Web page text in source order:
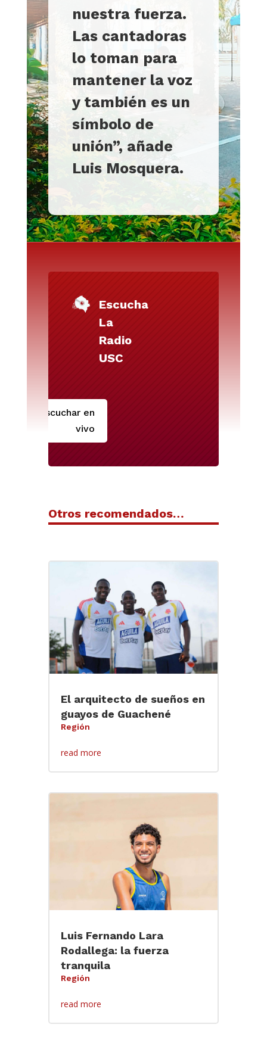
nuestra fuerza.
Las cantadoras
lo toman para
mantener la voz
y también es un
símbolo de
unión”, añade
Luis Mosquera.
Escucha
La
Radio
USC
Escuchar en
vivo
Otros recomendados…
El arquitecto de sueños en
guayos de Guachené
Región
read more
Luis Fernando Lara
Rodallega: la fuerza
tranquila
Región
read more